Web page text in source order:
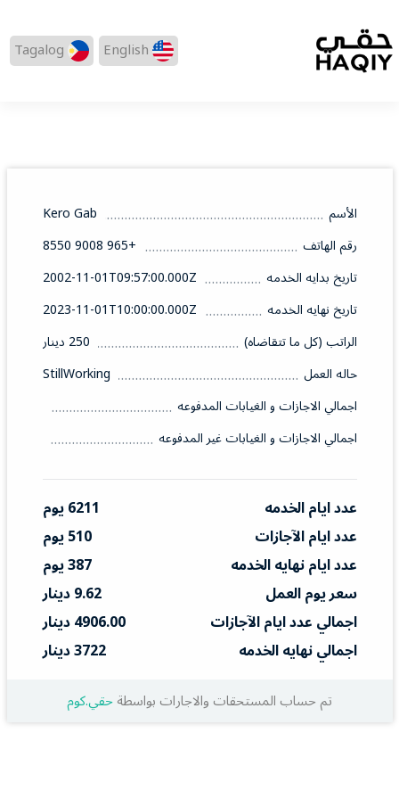
English
Tagalog
الأسم
Kero Gab
رقم الهاتف
+965 9008 8550
تاريخ بدايه الخدمه
2002-11-01T09:57:00.000Z
تاريخ نهايه الخدمه
2023-11-01T10:00:00.000Z
الراتب (كل ما تتقاضاه)
250 دينار
حاله العمل
StillWorking
اجمالي الاجازات و الغيابات المدفوعه
اجمالي الاجازات و الغيابات غير المدفوعه
عدد ايام الخدمه
6211 يوم
عدد ايام الآجازات
510 يوم
عدد ايام نهايه الخدمه
387 يوم
سعر يوم العمل
9.62 دينار
اجمالي عدد ايام الآجازات
4906.00 دينار
اجمالي نهايه الخدمه
3722 دينار
تم حساب المستحقات والاجارات بواسطةحقي.كوم